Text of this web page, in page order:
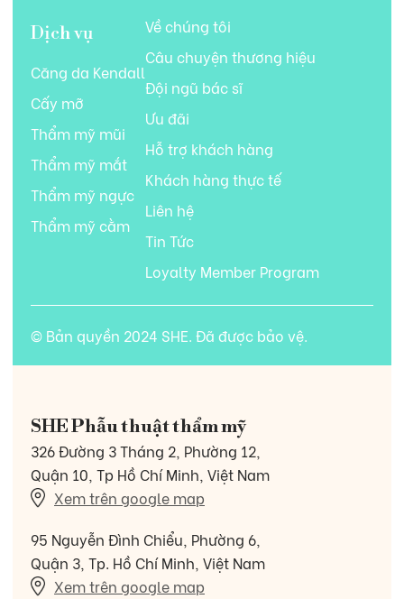
Dịch vụ
Căng da Kendall
Cấy mỡ
Thẩm mỹ mũi
Thẩm mỹ mắt
Thẩm mỹ ngực
Thẩm mỹ cằm
Về chúng tôi
Câu chuyện thương hiệu
Đội ngũ bác sĩ
Ưu đãi
Hỗ trợ khách hàng
Khách hàng thực tế
Liên hệ
Tin Tức
Loyalty Member Program
© Bản quyền 2024 SHE. Đã được bảo vệ.
SHE Phẫu thuật thẩm mỹ
326 Đường 3 Tháng 2, Phường 12,
Quận 10, Tp Hồ Chí Minh, Việt Nam
Xem trên google map
95 Nguyễn Đình Chiểu, Phường 6,
Quận 3, Tp. Hồ Chí Minh, Việt Nam
Xem trên google map